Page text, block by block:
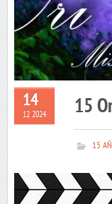
14
12 2024 15
15